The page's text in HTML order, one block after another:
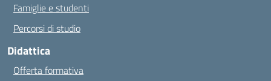
Famiglie e studenti
Percorsi di studio
Didattica
Offerta formativa